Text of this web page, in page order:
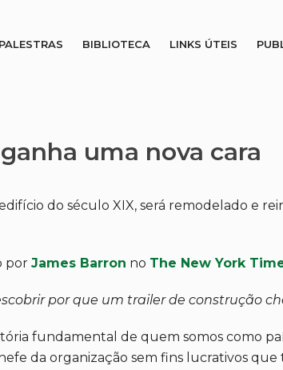
PALESTRAS BIBLIOTECA LINKS ÚTEIS
uma nova cara
do século XIX, será remodelado e
por James Barron no The New York
por que um trailer de construção
fundamental de quem somos como
da organização sem fins lucrativos